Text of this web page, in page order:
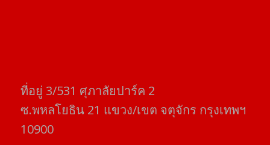
ที่อยู่​ 3/531​ ศุภาลัยปาร์ค​ 2
ซ.พหลโยธิน​ 21​ แขวง/เขต​ จตุจักร​ กรุงเทพฯ
10900